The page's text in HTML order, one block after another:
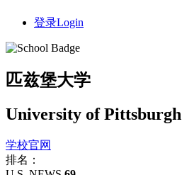
登录Login
匹兹堡大学
University of Pittsburgh
学校官网
排名：